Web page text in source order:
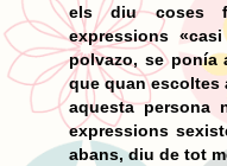
els diu coses
expressions
polvazo, se ponía
que quan escoltes
aquesta persona
expressions
abans, diu de tot